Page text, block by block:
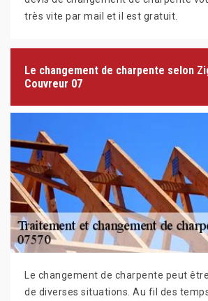
très vite par mail et il est gratuit.
Le changement de charpente selon
Couvreur 07
Le changement de charpente peut
de diverses situations. Au fil des